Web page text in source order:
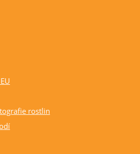
rostlin